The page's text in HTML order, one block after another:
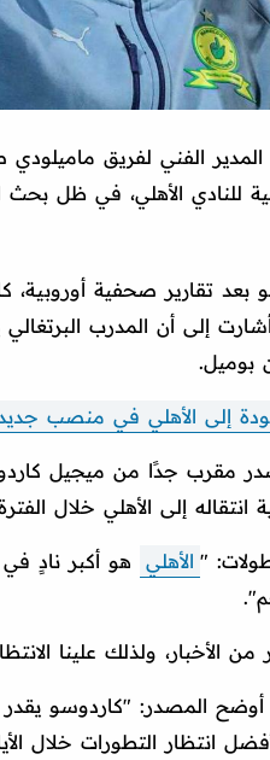
المدير الفني لفريق
للنادي الأهلي، في ظل
تقارير صحفية أوروبية،
أشارت إلى أن المدرب
بوميل.
إلى الأهلي في منصب
مقرب جدًا من ميجيل
انتقاله إلى الأهلي خلال
" الأهلي
هو أكبر نادٍ
الأخبار، ولذلك علينا
المصدر: "كاردوسو
انتظار التطورات خلال